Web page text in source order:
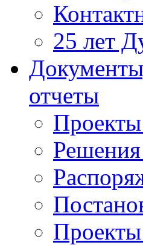
25 лет
отчеты